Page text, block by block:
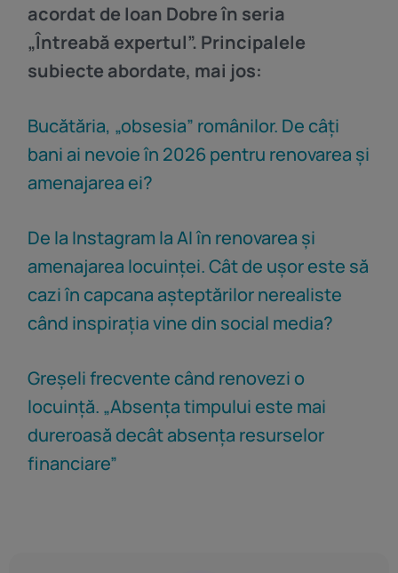
acordat de Ioan Dobre în seria
„Întreabă expertul”. Principalele
subiecte abordate, mai jos:
Bucătăria, „obsesia” românilor. De câți
bani ai nevoie în 2026 pentru renovarea și
amenajarea ei?
De la Instagram la AI în renovarea și
amenajarea locuinței. Cât de ușor este să
cazi în capcana așteptărilor nerealiste
când inspirația vine din social media?
Greșeli frecvente când renovezi o
locuință. „Absența timpului este mai
dureroasă decât absența resurselor
financiare”